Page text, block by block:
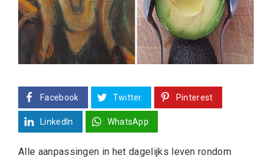
Facebook Twitter Pinterest
LinkedIn WhatsApp
Alle aanpassingen in het dagelijks leven rondom